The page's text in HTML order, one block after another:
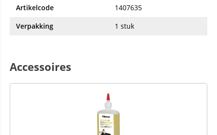
Artikelcode
1407635
Verpakking
1 stuk
Accessoires